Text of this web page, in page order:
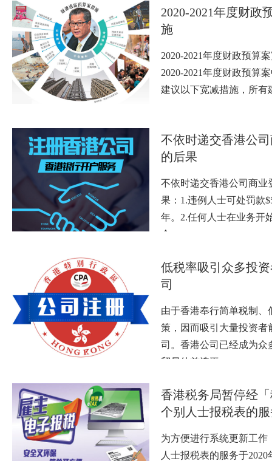
2020-2021年度财政
施
2020-2021年度财政预算
2020-2021年度财政预算
建议以下宽减措施，所
不依时递交香港公
的后果
不依时递交香港公司商业
果：1.违例人士可处罚款
年。2.任何人士在业务开
个…
低税率吸引众多投
司
由于香港奉行简单税制、
策，因而吸引大量投资者
司。香港公司已经成为众
贸易的首选平…
香港税务局暂停经
个别人士报税表的
为方便进行系统更新工作
人士报税表的服务于2020